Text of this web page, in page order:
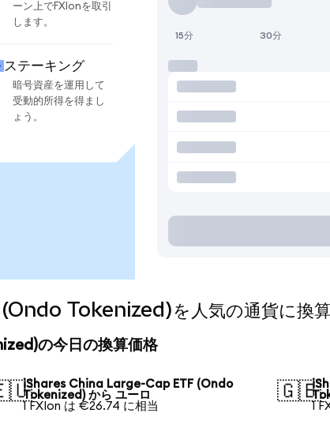
ーン上でFXIonを取引
します。
ステーキング
暗号資産を運用して
受動的所得を得まし
ょう。
15分 30分
Tokenized)を人気の通貨に換算
の今日の換算価格
iShares China Large-Cap ETF (Ondo
Tokenized) から ユーロ
1 FXIon は €26.74 に相当
🇬🇧
1